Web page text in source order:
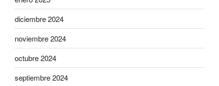
diciembre 2024
noviembre 2024
octubre 2024
septiembre 2024